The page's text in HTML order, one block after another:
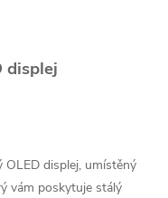
displej
OLED displej, umístěný
vám poskytuje stálý